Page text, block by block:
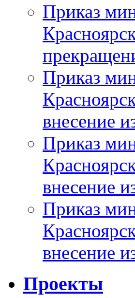
Приказ
Приказ
внесение
Приказ
внесение
Приказ
внесение
Проекты